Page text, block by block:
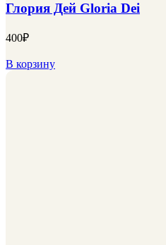
Глория Дей Gloria Dei
400₽
В корзину